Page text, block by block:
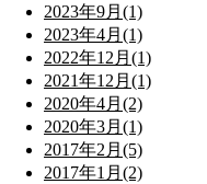
2023年9月(1)
2023年4月(1)
2022年12月(1)
2021年12月(1)
2020年4月(2)
2020年3月(1)
2017年2月(5)
2017年1月(2)